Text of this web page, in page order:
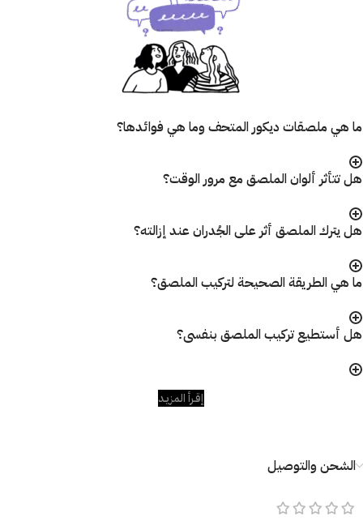
ما هي ملصقات ديكور المتحف وما هي فوائدها؟
هل تتأثر ألوان الملصق مع مرور الوقت؟
هل يترك الملصق أثر على الجُدران عند إزالته؟
ما هي الطريقة الصحيحة لتركيب الملصق؟
هل أستطيع تركيب الملصق بنفسى؟
إقـرأ المزيـد
الشحن والتوصيل